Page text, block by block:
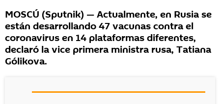
MOSCÚ (Sputnik) — Actualmente, en Rusia se
están desarrollando 47 vacunas contra el
coronavirus en 14 plataformas diferentes,
declaró la vice primera ministra rusa, Tatiana
Gólikova.